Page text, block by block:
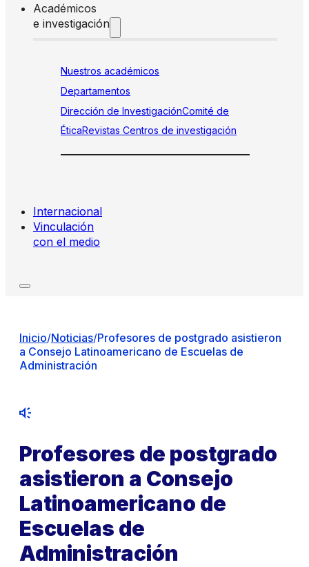
Académicos
e investigación
Nuestros académicos
Departamentos
Dirección de InvestigaciónComité de
ÉticaRevistas Centros de investigación
Internacional
Vinculación
con el medio
Inicio/Noticias/Profesores de postgrado asistieron
a Consejo Latinoamericano de Escuelas de
Administración
Profesores de postgrado
asistieron a Consejo
Latinoamericano de
Escuelas de
Administración